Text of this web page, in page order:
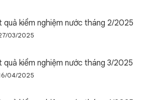
quả kiểm nghiệm nước tháng 2/2025
03/2025
quả kiểm nghiệm nước tháng 3/2025
04/2025